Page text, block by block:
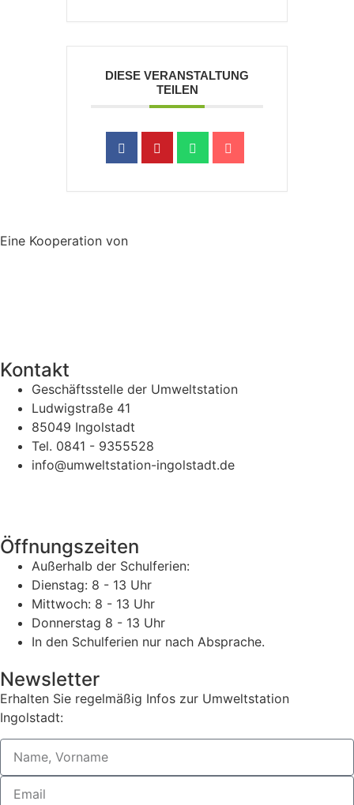
DIESE VERANSTALTUNG
TEILEN
Eine Kooperation von
Kontakt
Geschäftsstelle der Umweltstation
Ludwigstraße 41
85049 Ingolstadt
Tel. 0841 - 9355528
info@umweltstation-ingolstadt.de
Öffnungszeiten
Außerhalb der Schulferien:
Dienstag: 8 - 13 Uhr
Mittwoch: 8 - 13 Uhr
Donnerstag 8 - 13 Uhr
In den Schulferien nur nach Absprache.
Newsletter
Erhalten Sie regelmäßig Infos zur Umweltstation
Ingolstadt: